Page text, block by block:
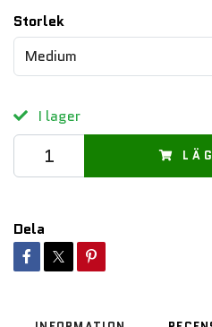
Storlek
Medium
I lager
Dela